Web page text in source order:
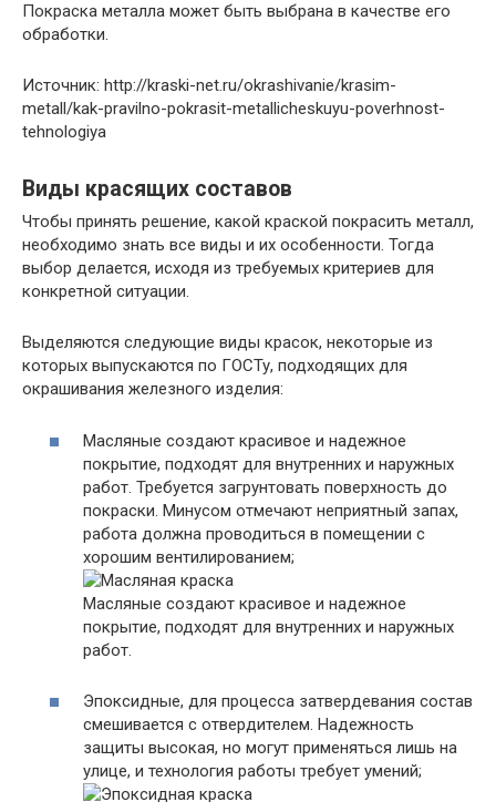
Покраска металла может быть выбрана в качестве его
обработки.
Источник: http://kraski-net.ru/okrashivanie/krasim-
metall/kak-pravilno-pokrasit-metallicheskuyu-poverhnost-
tehnologiya
Виды красящих составов
Чтобы принять решение, какой краской покрасить металл,
необходимо знать все виды и их особенности. Тогда
выбор делается, исходя из требуемых критериев для
конкретной ситуации.
Выделяются следующие виды красок, некоторые из
которых выпускаются по ГОСТу, подходящих для
окрашивания железного изделия:
Масляные создают красивое и надежное
покрытие, подходят для внутренних и наружных
работ. Требуется загрунтовать поверхность до
покраски. Минусом отмечают неприятный запах,
работа должна проводиться в помещении с
хорошим вентилированием;
Масляные создают красивое и надежное
покрытие, подходят для внутренних и наружных
работ.
Эпоксидные, для процесса затвердевания состав
смешивается с отвердителем. Надежность
защиты высокая, но могут применяться лишь на
улице, и технология работы требует умений;